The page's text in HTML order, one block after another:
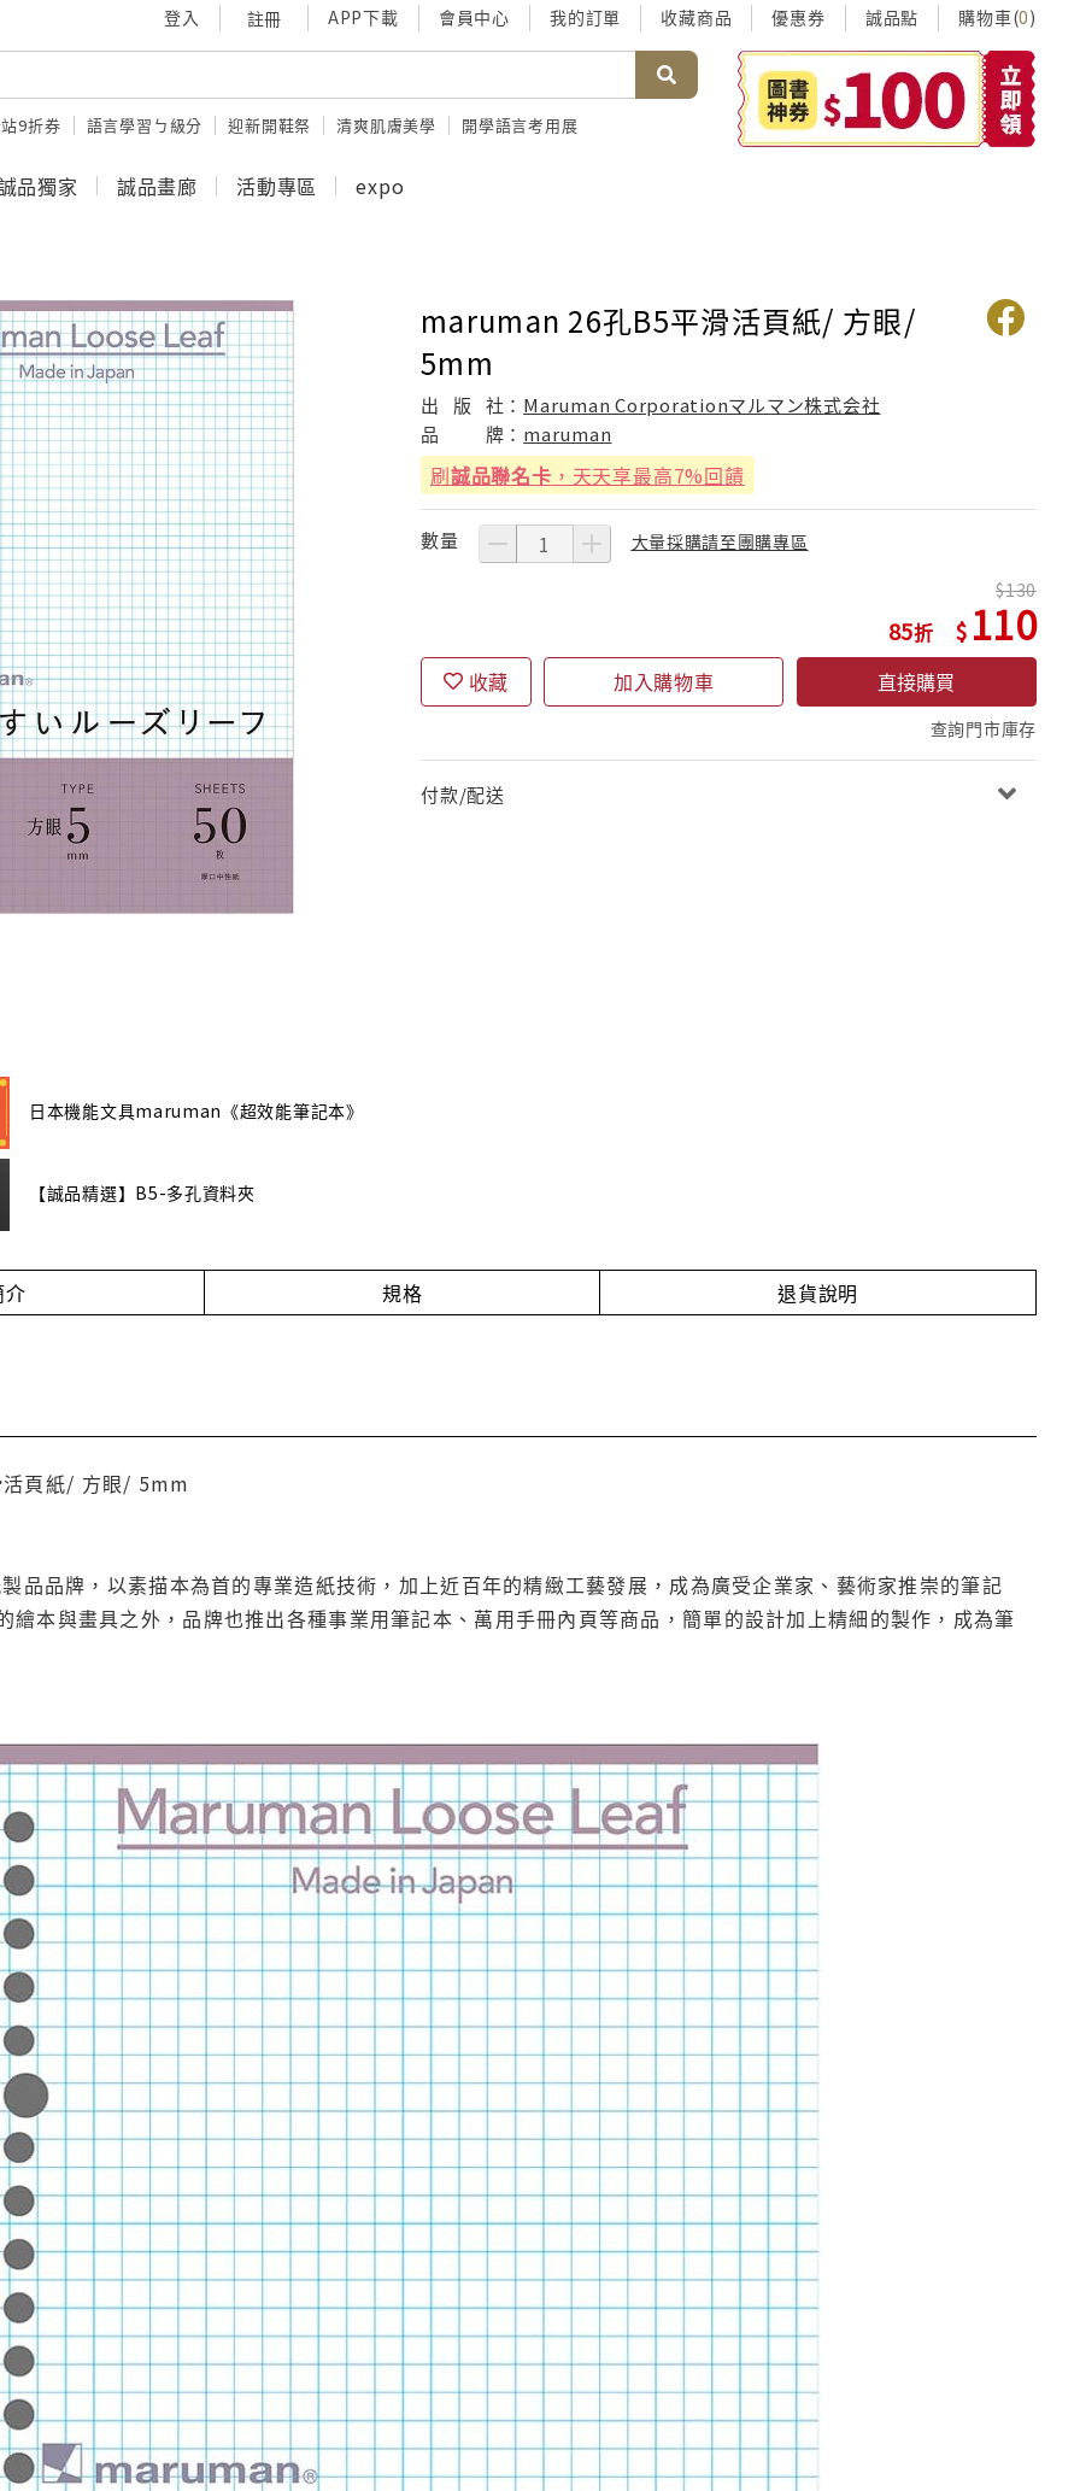
登入 註冊 APP下載 會員中心 我的訂單 收藏商品 優惠券 誠品點 購物車(0)
9折券 語言學習ㄅ級分 迎新開鞋祭 清爽肌膚美學 開學語言考用展
品獨家 誠品畫廊 活動專區 expo
日本機能文具maruman《超效能筆記本》
【誠品精選】B5-多孔資料夾
maruman 26孔B5平滑活頁紙/ 方眼/
5mm
出 版 社： Maruman Corporationマルマン株式会社
品
牌： maruman
刷誠品聯名卡 ，天天享最高7%回饋
數量 大量採購請至團購專區
85
130
110
收藏 加入購物車 直接購買
查詢門市庫存
付款/配送
介 規格 退貨說明
頁紙/ 方眼/ 5mm
品品牌，以素描本為首的專業造紙技術，加上近百年的精緻工藝發展，成為廣受企業家、藝術家推崇的筆記
繪本與畫具之外，品牌也推出各種事業用筆記本、萬用手冊內頁等商品，簡單的設計加上精細的製作，成為筆